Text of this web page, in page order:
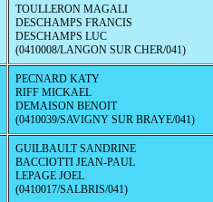
TOULLERON MAGALI
DESCHAMPS FRANCIS
DESCHAMPS LUC
(0410008/LANGON SUR CHER/041)
PECNARD KATY
RIFF MICKAEL
DEMAISON BENOIT
(0410039/SAVIGNY SUR BRAYE/041)
GUILBAULT SANDRINE
BACCIOTTI JEAN-PAUL
LEPAGE JOEL
(0410017/SALBRIS/041)